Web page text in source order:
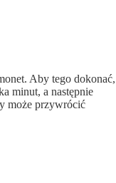
Aby tego dokonać,
minut, a następnie
może przywrócić